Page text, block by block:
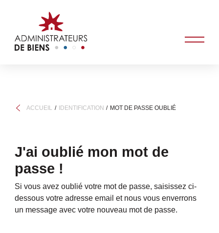
ACCUEIL IDENTIFICATION MOT DE PASSE OUBLIÉ
J'ai oublié mon mot de
passe !
Si vous avez oublié votre mot de passe, saisissez ci-
dessous votre adresse email et nous vous enverrons
un message avec votre nouveau mot de passe.